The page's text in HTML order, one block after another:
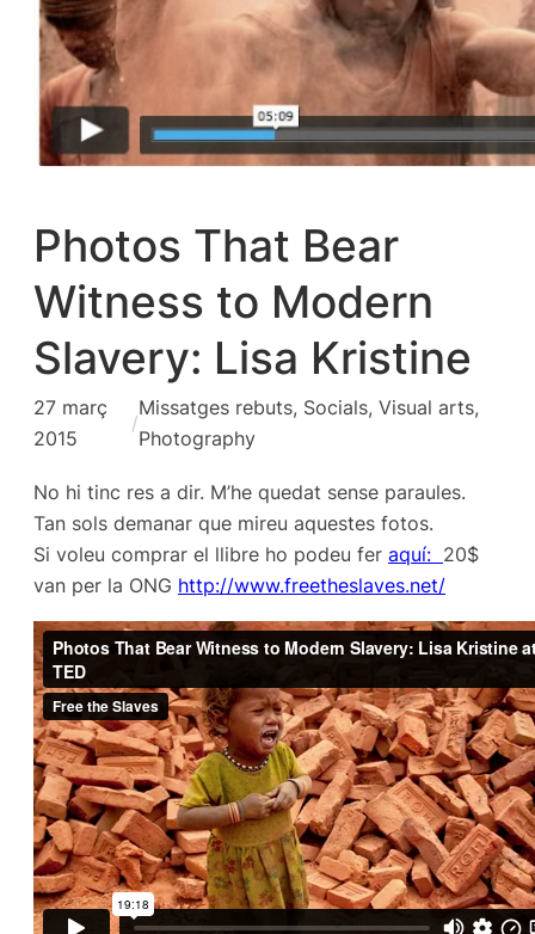
Photos That Bear
Witness to Modern
Slavery: Lisa Kristine
27 març
2015
/
Missatges rebuts, Socials, Visual arts,
Photography
No hi tinc res a dir. M’he quedat sense paraules.
Tan sols demanar que mireu aquestes fotos.
Si voleu comprar el llibre ho podeu fer aquí: 20$
van per la ONG http://www.freetheslaves.net/